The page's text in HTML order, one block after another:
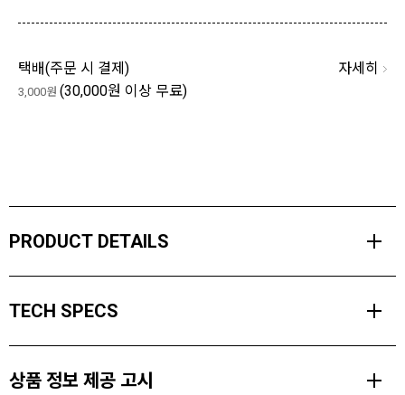
택배(주문 시 결제 ) 자세히
3,000원 (30,000원 이상 무료)
PRODUCT DETAILS
잠금 메커니즘으로 구성된 퀵드로우 프로 프로브는 블랙다이아몬드
스노우 세이프티 라인업의 핵심 제품입니다.
2023년에 업데이트되어 240, 280, 320cm로 제공되는 퀵드로우 프
TECH SPECS
43 cm / 16.9 in
상품 정보 제공 고시